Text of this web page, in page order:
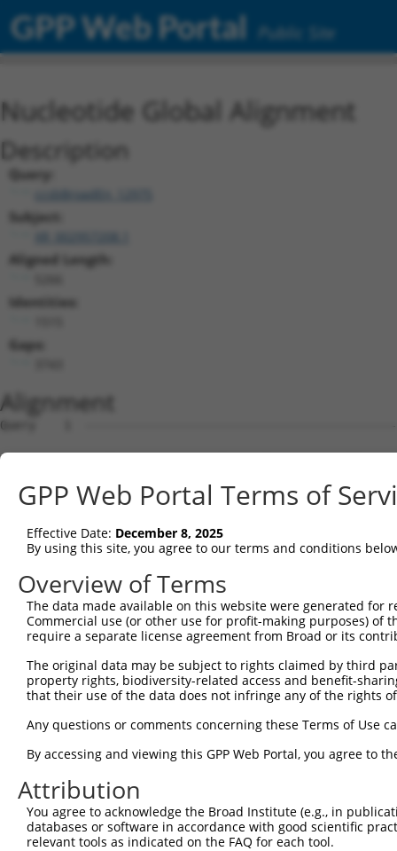
GPP Web Portal Public Site
Nucleotide Global Alignment
Description
Query:
ccsbBroadEn_12975
Subject:
Aligned Length:
Identities:
Gaps:
Alignment
Query    1  --------------------------------------------------------------------------  0
                                                                                      
Sbjct    1  AGCTGAGAGGGCCCGCGGGTAGGCATGGCGGCGCACCTTAAGAAGCGGGTTTATGAGGAATTCACGAAAGTGGT  74

Query    1  --------------------------------------------------------------------------  0
                                                                                      
Sbjct   75  TCAGCCACAGGAGGAAATTGCTACTAAGAAACTCCGACTAACAAAACCAAGTAAATCTGCAGCACTCCACATAG  148

Query    1  --------------------------------------------------------------------------  0
                                                                                      
Sbjct  149  ATCTGTGTAAAGCTACCTCCCCAGCAGATGCTTTGCAATACTTGCTCCAGTTTGCCAGGAAGCCTGTCGAGGCG  222

Query    1  --------------------------------------------------------------------------  0
                                                                                      
Sbjct  223  GAAAGCGTAGAGGGAGTAGTCAGGATTCTCTTGGAACATTATTACAAGGAGAATGATCCATCTGTGAGACTGAA  296

Query    1  -----------------------------------------------------------------ATGCCATCA  9
                                                                             |||||||||
Sbjct  297  AATTGCATCATTGTTGGGTTTATTATCAAAGACAGCAGGATTTTCACCAGACTGCATTATGGATGATGCCATCA  370

Query   10  ACATCCTGCAGAATGAAA--------------------------------------------------------  27
            ||||||||||||||||||                                                        
Sbjct  371  ACATCCTGCAGAATGAAAAGTCTCATCAAGTCCTAGCTCAACTGCTGGATACTTTGCTTGCAATTGGCACTAAG  444

Query   28  ---------------------------------------------------CATCTGACAGATACGTCTCATGG  50
                                                               |||||||||||||||||||||||
Sbjct  445  CTACCAGAGAATCAAGCTATCCAAATGCGATTAGTTGATGTGGCCTGCAAGCATCTGACAGATACGTCTCATGG  518

Query   51  TGTAAGAAATAAGTGCCTGCAGTTACTTGGCAATCTTGGCTCTTTGGAGAAAAGTGTCACAAAAGATGCAGAAG  124
            ||||||||||||||||||||||||||||||||||||||||||||||||||||||||||||||||||||||||||
Sbjct  519  TGTAAGAAATAAGTGCCTGCAGTTACTTGGCAATCTTGGCTCTTTGGAGAAAAGTGTCACAAAAGATGCAGAAG  592

Query  125  GCCTAGCTGCCAGAGATGTCCAGAAGATTATAGGGGATTACTTCAGTGACCAAGACCCACGTGTCAGAACAGCA  198
            ||||||||||||||||||||||||||||||||||||||||||||||||||||||||||||||||||||||||||
Sbjct  593  GCCTAGCTGCCAGAGATGTCCAGAAGATTATAGGGGATTACTTCAGTGACCAAGACCCACGTGTCAGAACAGCA  666

Query  199  GCTATAAAAGCCATGTTGCAGCTCCATGAAAGAGGACTGAAATTACACCAAACAATTTATAATCAGGCCTGTAA  272
            ||||||||||||||||||||||||||||||||||||||||||||||||||||||||||||||||||||||||||
Sbjct  667  GCTATAAAAGCCATGTTGCAGCTCCATGAAAGAGGACTGAAATTACACCAAACAATTTATAATCAGGCCTGTAA  740

Query  273  ATTACTCTCTGATGACTATGAACAAGTGCGCAGTGCTGCAGTCCAGCTTATCTGGGTCGTCAGTCAGCTCTATC  346
            ||||||||||||||||||||||||||||||||||||||||||||||||||||||||||||||||||||||||||
Sbjct  741  ATTACTCTCTGATGACTATGAACAAGTGCGCAGTGCTGCAGTCCAGCTTATCTGGGTCGTCAGTCAGCTCTATC  814

Query  347  CTGAAAGCATTGTCCCAATTCCTTCTTCTAATGAAGAAATACGCTTAGTTGATGATGCGTTTGGCAAAATTTGT  420
            ||||||||||||||||||||||||||||||||||||||||||||||||||||||||||||||||||||||||||
Sbjct  815  CTGAAAGCATTGTCCCAATTCCTTCTTCTAATGAAGAAATACGCTTAGTTGATGATGCGTTTGGCAAAATTTGT  888

Query  421  CACATGGTCAGTGATGGCTCTTGGGTGGTTCGTGTTCAGGCAGCAAAACTGTTGGGCTCTATGGAGCAAGTCAG  494
            ||||||||||||||||||||||||||||||||||||||||||||||||||||||||||||||||||||||||||
Sbjct  889  CACATGGTCAGTGATGGCTCTTGGGTGGTTCGTGTTCAGGCAGCAAAACTGTTGGGCTCTATGGAGCAAGTCAG  962

Query  495  TTCTCATTTCTTGGAGCAGACCCTTGACAAGAAGCTGATGTCAGATCTGAGGAGGAAACGTACTGCACATGAGC  568
            ||||||||||||||||||||||||||||||||||||||||||||||||||||||||||||||||||||||||||
Sbjct  963  TTCTCATTTCTTGGAGCAGACCCTTGACAAGAAGCTGATGTCAGATCTGAGGAGGAAACGTACTGCACATGAGC  1036

Query  569  GTGCCAAGGAACTTTACAGTTCGGGGGAGTTTTCCAGTGGCAGAAAGTGGGGAGATGATGCTCCCAAGGAAGAA  642
            ||||||||||||||||||||||||||||||||||||||||||||||||||||||||||||||||||||||||||
Sbjct 1037  GTGCCAAGGAACTTTACAGTTCGGGGGAGTTTTCCAGTGGCAGAAAGTGGGGAGATGATGCTCCCAAGGAAGAA  1110

Query  643  GTAGATACCGGGGCTGTGAACTTGATTGAGTCAGGAGCTTGTGGAGCTTTTGTTCATGGGTTGGAAGATGAGAT  716
            ||||||||||||||||||||||||||||||||||||||||||||||||||||||||||||||||||||||||||
Sbjct 1111  GTAGATACCGGGGCTGTGAACTTGATTGAGTCAGGAGCTTGTGGAGCTTTTGTTCATGGGTTGGAAGATGAGAT  1184

Query  717  GTATGAGGTTCGTATTGCTGCTGTGGAGGCCCTCTGCATGTTGGCCCAGTCTTCACCCTCTTTTGCTGAGAAGT  790
            ||||||||||||||||||||||||||||||||||||||||||||||||||||||||||||||||||||||||||
Sbjct 1185  GTATGAGGTTCGTATTGCTGCTGTGGAGGCCCTCTGCATGTTGGCCCAGTCTTCACCCTCTTTTGCTGAGAAGT  1258

Query  791  GCCTTGATTTCCTAGTTGACATGTTCAACGATGAAATTGAGGAAGTACGTCTGCAGTCTATACATACCATGAGA  864
            ||||||||||||||||||||||||||||||||||||||||||||||||||||||||||||||||||||||||||
Sbjct 1259  GCCTTGATTTCCTAGTTGACATGTTCAACGATGAAATTGAGGAAGTACGTCTGCAGTCTATACATACCATGAGA  1332

Query  865  AAAATCTCTAACAACATCACCCTCCGAGAAGATCAGCTTGACACTGTCCTGGCTGTGCTAGAGGATTCATCCAG  938
            ||||||||||||||||||||||||||||||||||||||||||||||||||||||||||||||||||||||||||
Sbjct 1333  AAAATCTCTAACAACATCACCCTCCGAGAAGATCAGCTTGACACTGTCCTGGCTGTGCTAGAGGATTCATCCAG  1406

Query  939  AGATATTCGAGAGGCTCTTCATGAACTCTTATGCTGTACTAATGTTTCAACCAAAGAAGGGATTCATCTTGCAT  1012
            ||||||||||||||||||||||||||||||||||||||||||||||||||||||||||||||||||||||||||
Sbjct 1407  AGATATTCGAGAGGCTCTTCATGAACTCTTATGCTGTACTAATGTTTCAACCAAAGAAGGGATTCATCTTGCAT  1480

Query 1013  TGGTGGAGCTGCTGAAAAATTTAACCAAGTACCCTACTGATAGGGACTCCATATGGAAGTGCTTGAAGTTTCTG  1086
            ||||||||||||||||||||||||||||||||||||||||||||||||||||||||||||||||||||||||||
Sbjct 1481  TGGTGGAGCTGCTGAAAAATTTAACCAAGTACCCTACTGATAGGGACTCCATATGGAAGTGCTTGAAGTTTCTG  1554

Query 1087  GGAAGTCGGCATCCAACCCTGGTGCTTCCCTTGGTGCCAGAGCTTCTGAGCACCCACCCATTTTTTGACACAGC  1160
            ||||||||||||||||||||||||||||||||||||||||||||||||||||||||||||||||||||||||||
Sbjct 1555  GGAAGTCGGCATCCAACCCTGGTGCTTCCCTTGGTGCCAGAGCTTCTGAGCACCCACCCATTTTTTGACACAGC
GPP Web Portal Terms of
Effective Date: December 8, 2025
By using this site, you agree to our terms and conditions
Overview of Terms
The data made available on this website were generated
Commercial use (or other use for profit-making purposes) of
require a separate license agreement from Broad or its
The original data may be subject to rights claimed by third
property rights, biodiversity-related access and benefit-
that their use of the data does not infringe any of the rights
Any questions or comments concerning these Terms of Use
By accessing and viewing this GPP Web Portal, you agree to
Attribution
You agree to acknowledge the Broad Institute (e.g., in
databases or software in accordance with good scientific
relevant tools as indicated on the FAQ for each tool.